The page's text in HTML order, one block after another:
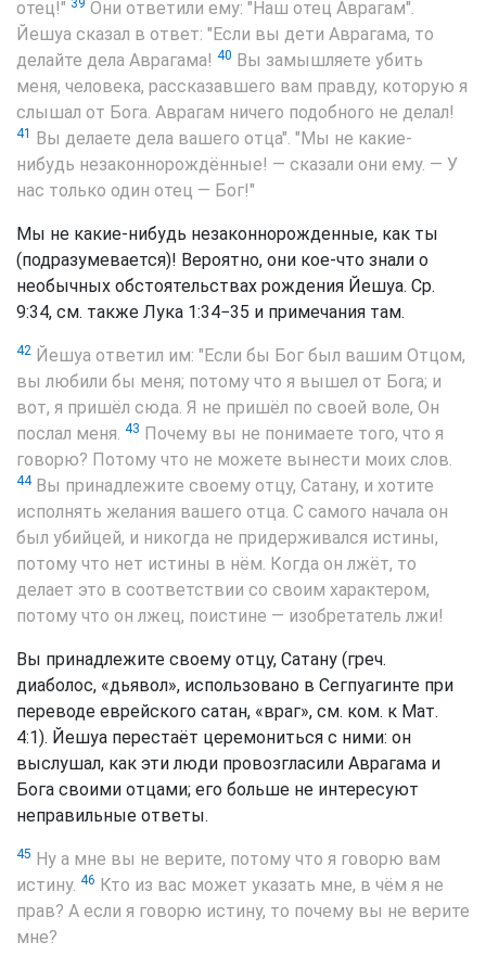
отец!" 39 Они ответили ему: "Наш отец Аврагам".
Йешуа сказал в ответ: "Если вы дети Аврагама, то
делайте дела Аврагама! 40 Вы замышляете убить
меня, человека, рассказавшего вам правду, которую я
слышал от Бога. Аврагам ничего подобного не делал!
41 Вы делаете дела вашего отца". "Мы не какие-
нибудь незаконнорождённые! — сказали они ему. — У
нас только один отец — Бог!"
Мы не какие-нибудь незаконнорожденные, как ты
(подразумевается)! Вероятно, они кое-что знали о
необычных обстоятельствах рождения Йешуа. Ср.
9:34, см. также Лука 1:34−35 и примечания там.
42 Йешуа ответил им: "Если бы Бог был вашим Отцом,
вы любили бы меня; потому что я вышел от Бога; и
вот, я пришёл сюда. Я не пришёл по своей воле, Он
послал меня. 43 Почему вы не понимаете того, что я
говорю? Потому что не можете вынести моих слов.
44Вы принадлежите своему отцу, Сатану, и хотите
исполнять желания вашего отца. С самого начала он
был убийцей, и никогда не придерживался истины,
потому что нет истины в нём. Когда он лжёт, то
делает это в соответствии со своим характером,
потому что он лжец, поистине — изобретатель лжи!
Вы принадлежите своему отцу, Сатану (греч.
диаболос, «дьявол», использовано в Сегпуагинте при
переводе еврейского сатан, «враг», см. ком. к Мат.
4:1). Йешуа перестаёт церемониться с ними: он
выслушал, как эти люди провозгласили Аврагама и
Бога своими отцами; его больше не интересуют
неправильные ответы.
45 Ну а мне вы не верите, потому что я говорю вам
истину. 46 Кто из вас может указать мне, в чём я не
прав? А если я говорю истину, то почему вы не верите
мне?